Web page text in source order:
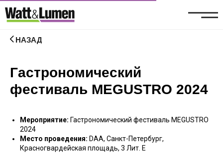
НАЗАД
Гастрономический
фестиваль MEGUSTRO 2024
Мероприятие: Гастрономический фестиваль MEGUSTRO
2024
Место проведения: DAA, Санкт-Петербург,
Красногвардейская площадь, 3 Лит. Е